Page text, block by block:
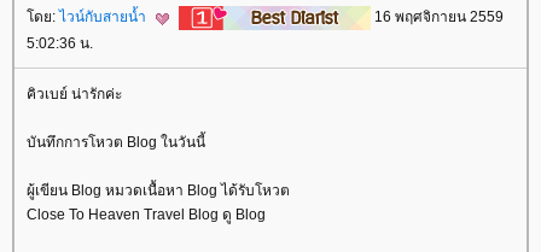
ดย: ไวน์กับสายน้ำ
16 พฤศจิกายน 2559
5:02:36 น.
คิวเบย์ น่ารักค่ะ
บันทึกการโหวต Blog ในวันนี้
ผู้เขียน Blog หมวดเนื้อหา Blog ได้รับโหวต
Close To Heaven Travel Blog ดู Blog